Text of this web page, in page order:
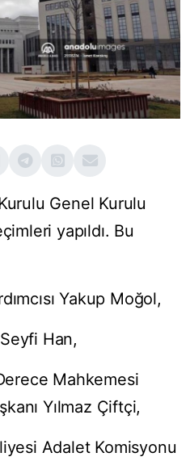
Genel Kurulu
yapıldı. Bu
Yakup Moğol,
Han,
Mahkemesi
Yılmaz Çiftçi,
Adalet Komisyonu